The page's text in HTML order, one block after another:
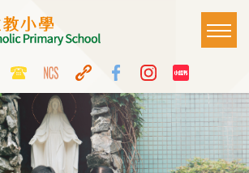
Top
Media
Icon
Button
Language
switcher
Main